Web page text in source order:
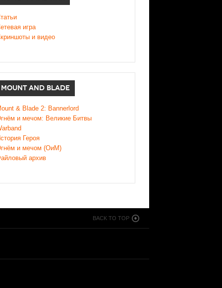
игра
и видео
MOUNT AND BLADE
& Blade 2: Bannerlord
и мечом: Великие Битвы
Героя
и мечом (ОиМ)
архив
BACK TO TOP